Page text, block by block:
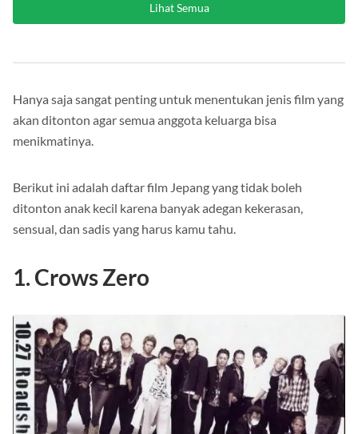
Lihat Semua
Hanya saja sangat penting untuk menentukan jenis film yang
akan ditonton agar semua anggota keluarga bisa
menikmatinya.
Berikut ini adalah daftar film Jepang yang tidak boleh
ditonton anak kecil karena banyak adegan kekerasan,
sensual, dan sadis yang harus kamu tahu.
1. Crows Zero